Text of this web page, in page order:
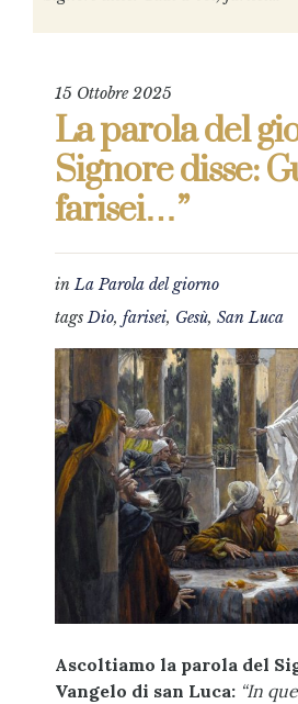
15 Ottobre 2025
La parola del
Signore disse:
farisei…”
inLa Parola del giorno
tagsDio, farisei, Gesù, San Luca
Ascoltiamo la parola del
Vangelo di san Luca: “In